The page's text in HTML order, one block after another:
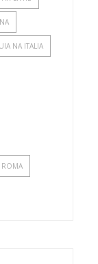
NA ITALIA
ROMA